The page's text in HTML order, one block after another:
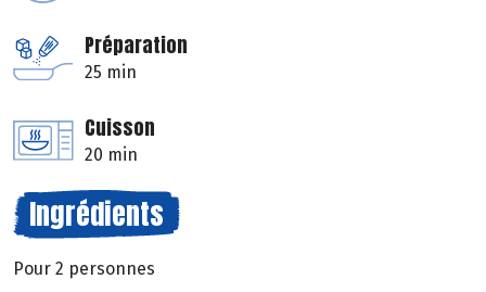
Préparation
25 min
Cuisson
20 min
Ingrédients
Pour 2 personnes